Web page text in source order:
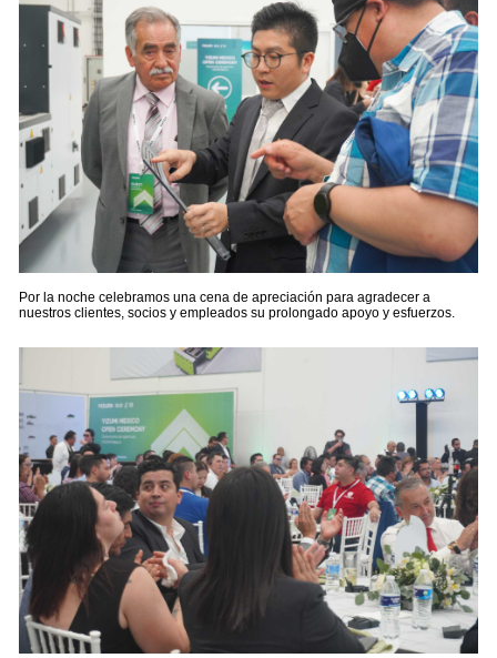
Por la noche celebramos una cena de apreciación para agradecer a
nuestros clientes, socios y empleados su prolongado apoyo y esfuerzos.